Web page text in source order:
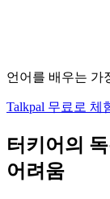
언어를 배우는 가
Talkpal 무료로 체
터키어의
어려움